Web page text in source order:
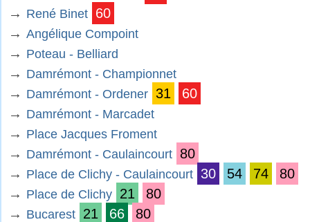
→ René Binet 60
→ Angélique Compoint
→ Poteau - Belliard
→ Damrémont - Championnet
→ Damrémont - Ordener 31
60
→ Damrémont - Marcadet
→ Place Jacques Froment
→ Damrémont - Caulaincourt 80
→ Place de Clichy - Caulaincourt 30 54 74
80
→ Place de Clichy 21
80
→ Bucarest 21 66
80